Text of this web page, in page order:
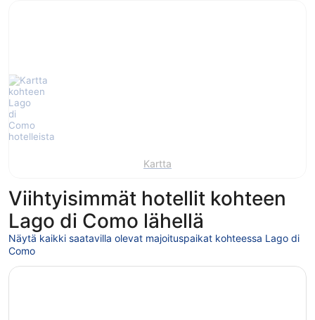
Kartta
Viihtyisimmät hotellit kohteen
Lago di Como lähellä
Näytä kaikki saatavilla olevat majoituspaikat kohteessa Lago di
Como
Avautuu uuteen ikkunaan
Villa Rêverie - Boutique Hotel